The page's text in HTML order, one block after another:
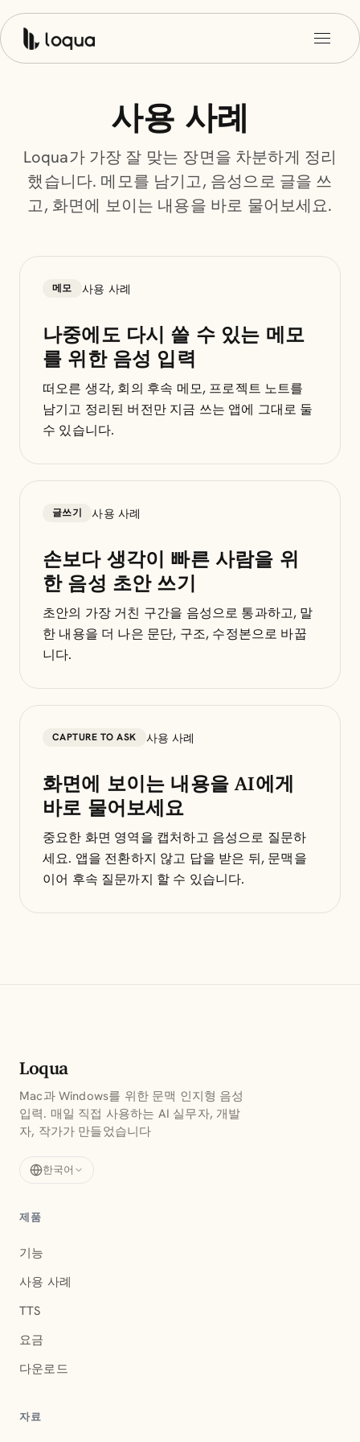
사용 사례
Loqua가 가장 잘 맞는 장면을 차분하게 정리
했습니다. 메모를 남기고, 음성으로 글을 쓰
고, 화면에 보이는 내용을 바로 물어보세요.
메모 사용 사례
나중에도 다시 쓸 수 있는 메모
를 위한 음성 입력
떠오른 생각, 회의 후속 메모, 프로젝트 노트를
남기고 정리된 버전만 지금 쓰는 앱에 그대로 둘
수 있습니다.
글쓰기 사용 사례
손보다 생각이 빠른 사람을 위
한 음성 초안 쓰기
초안의 가장 거친 구간을 음성으로 통과하고, 말
한 내용을 더 나은 문단, 구조, 수정본으로 바꿉
니다.
CAPTURE TO ASK 사용 사례
화면에 보이는 내용을 AI에게
바로 물어보세요
중요한 화면 영역을 캡처하고 음성으로 질문하
세요. 앱을 전환하지 않고 답을 받은 뒤, 문맥을
이어 후속 질문까지 할 수 있습니다.
Loqua
Mac과 Windows를 위한 문맥 인지형 음성
입력. 매일 직접 사용하는 AI 실무자, 개발
자, 작가가 만들었습니다
한국어
제품
기능
사용 사례
TTS
요금
다운로드
자료